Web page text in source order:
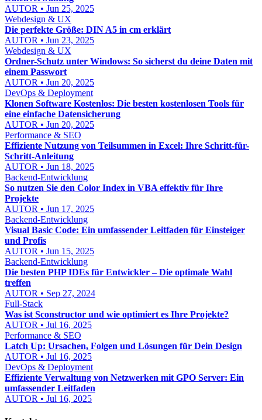
AUTOR • Jun 25, 2025
Webdesign & UX
Die perfekte Größe: DIN A5 in cm erklärt
AUTOR • Jun 23, 2025
Webdesign & UX
Ordner-Schutz unter Windows: So sicherst du deine Daten mit
einem Passwort
AUTOR • Jun 20, 2025
DevOps & Deployment
Klonen Software Kostenlos: Die besten kostenlosen Tools für
eine einfache Datensicherung
AUTOR • Jun 20, 2025
Performance & SEO
Effiziente Nutzung von Teilsummen in Excel: Ihre Schritt-für-
Schritt-Anleitung
AUTOR • Jun 18, 2025
Backend-Entwicklung
So nutzen Sie den Color Index in VBA effektiv für Ihre
Projekte
AUTOR • Jun 17, 2025
Backend-Entwicklung
Visual Basic Code: Ein umfassender Leitfaden für Einsteiger
und Profis
AUTOR • Jun 15, 2025
Backend-Entwicklung
Die besten PHP IDEs für Entwickler – Die optimale Wahl
treffen
AUTOR • Sep 27, 2024
Full-Stack
Was ist Sconstructor und wie optimiert es Ihre Projekte?
AUTOR • Jul 16, 2025
Performance & SEO
Latch Up: Ursachen, Folgen und Lösungen für Dein Design
AUTOR • Jul 16, 2025
DevOps & Deployment
Effiziente Verwaltung von Netzwerken mit GPO Server: Ein
umfassender Leitfaden
AUTOR • Jul 16, 2025